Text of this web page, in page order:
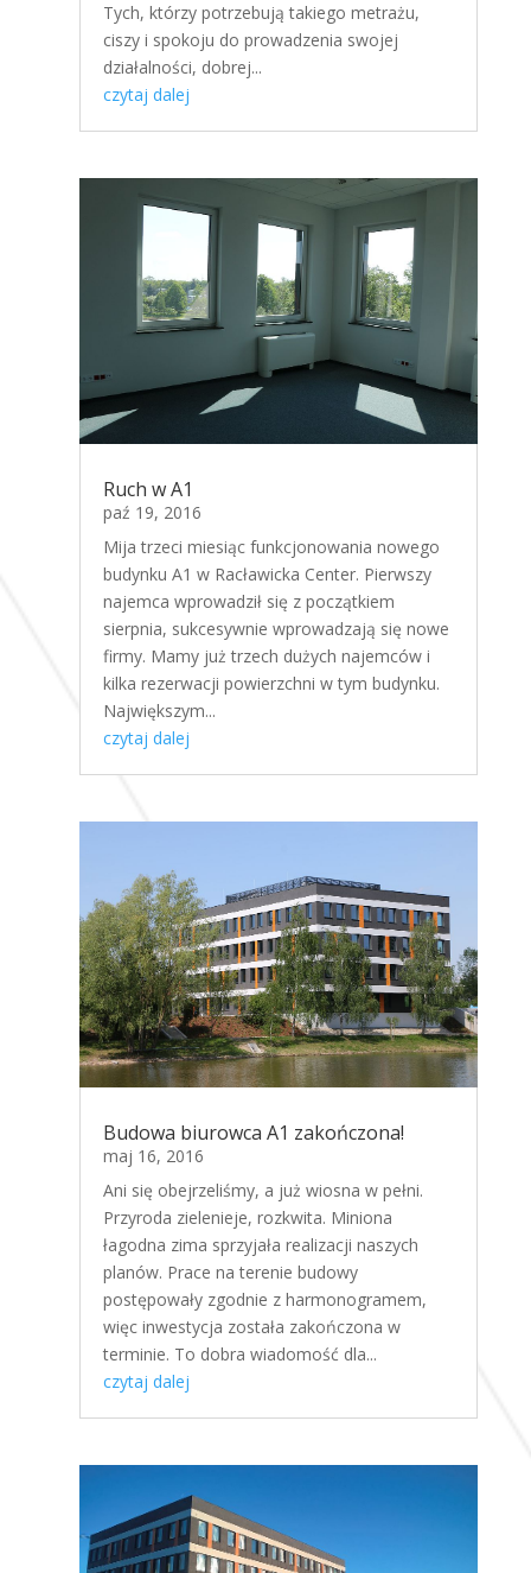
Tych, którzy potrzebują takiego metrażu,
ciszy i spokoju do prowadzenia swojej
działalności, dobrej...
czytaj dalej
Ruch w A1
paź 19, 2016
Mija trzeci miesiąc funkcjonowania nowego
budynku A1 w Racławicka Center. Pierwszy
najemca wprowadził się z początkiem
sierpnia, sukcesywnie wprowadzają się nowe
firmy. Mamy już trzech dużych najemców i
kilka rezerwacji powierzchni w tym budynku.
Największym...
czytaj dalej
Budowa biurowca A1 zakończona!
maj 16, 2016
Ani się obejrzeliśmy, a już wiosna w pełni.
Przyroda zielenieje, rozkwita. Miniona
łagodna zima sprzyjała realizacji naszych
planów. Prace na terenie budowy
postępowały zgodnie z harmonogramem,
więc inwestycja została zakończona w
terminie. To dobra wiadomość dla...
czytaj dalej